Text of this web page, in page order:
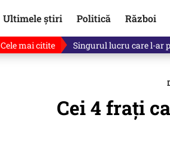
Ultimele știri Politică Război
Cele mai citite Ce se întâmplă cu
Cei 4 frați